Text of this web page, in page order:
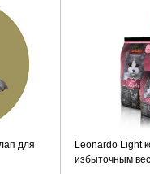
для
Leonardo Light
избыточным